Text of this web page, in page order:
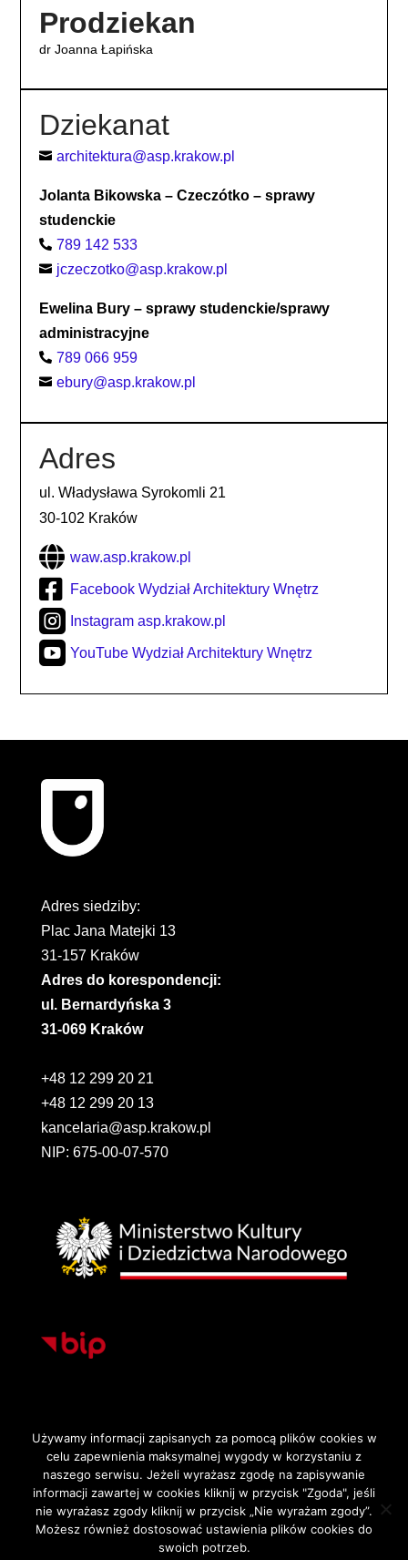
Prodziekan
dr Joanna Łapińska
Dziekanat
 architektura@asp.krakow.pl
Jolanta Bikowska – Czeczótko – sprawy
studenckie
 789 142 533
 jczeczotko@asp.krakow.pl
Ewelina Bury – sprawy studenckie/sprawy
administracyjne
 789 066 959
 ebury@asp.krakow.pl
Adres
ul. Władysława Syrokomli 21
30-102 Kraków
 waw.asp.krakow.pl
 Facebook Wydział Architektury Wnętrz
 Instagram asp.krakow.pl
 YouTube Wydział Architektury Wnętrz
Adres siedziby:
Plac Jana Matejki 13
31-157 Kraków
Adres do korespondencji:
ul. Bernardyńska 3
31-069 Kraków
+48 12 299 20 21
+48 12 299 20 13
kancelaria@asp.krakow.pl
NIP: 675-00-07-570
Strona główna
Deklaracja dostępności
Polityka Prywatności i Cookies
Używamy informacji zapisanych za pomocą plików cookies w
celu zapewnienia maksymalnej wygody w korzystaniu z
naszego serwisu. Jeżeli wyrażasz zgodę na zapisywanie
informacji zawartej w cookies kliknij w przycisk "Zgoda", jeśli
nie wyrażasz zgody kliknij w przycisk „Nie wyrażam zgody”.
Możesz również dostosować ustawienia plików cookies do
swoich potrzeb.